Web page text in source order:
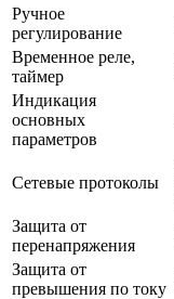
Ручное
регулирование
Временное реле,
таймер
Индикация
основных
параметров
Сетевые протоколы
Защита от
перенапряжения
Защита от
превышения по току